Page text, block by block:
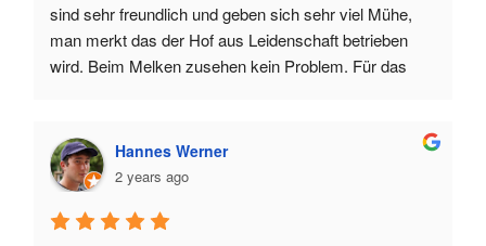
sind sehr freundlich und geben sich sehr viel Mühe,
man merkt das der Hof aus Leidenschaft betrieben
wird. Beim Melken zusehen kein Problem. Für das
Möbeln eingerichtet. Jederzeit wieder!
Hannes Werner
2 years ago